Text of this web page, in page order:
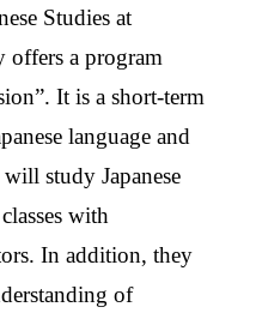
Studies at
offers a program
”. It is a short-term
language and
study Japanese
with
In addition, they
of